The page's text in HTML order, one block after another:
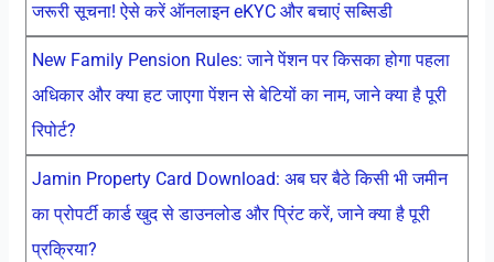
जरूरी सूचना! ऐसे करें ऑनलाइन eKYC और बचाएं सब्सिडी
New Family Pension Rules: जाने पेंशन पर किसका होगा पहला
अधिकार और क्या हट जाएगा पेंशन से बेटियों का नाम, जाने क्या है पूरी
रिपोर्ट?
Jamin Property Card Download: अब घर बैठे किसी भी जमीन
का प्रोपर्टी कार्ड खुद से डाउनलोड और प्रिंट करें, जाने क्या है पूरी
प्रक्रिया?